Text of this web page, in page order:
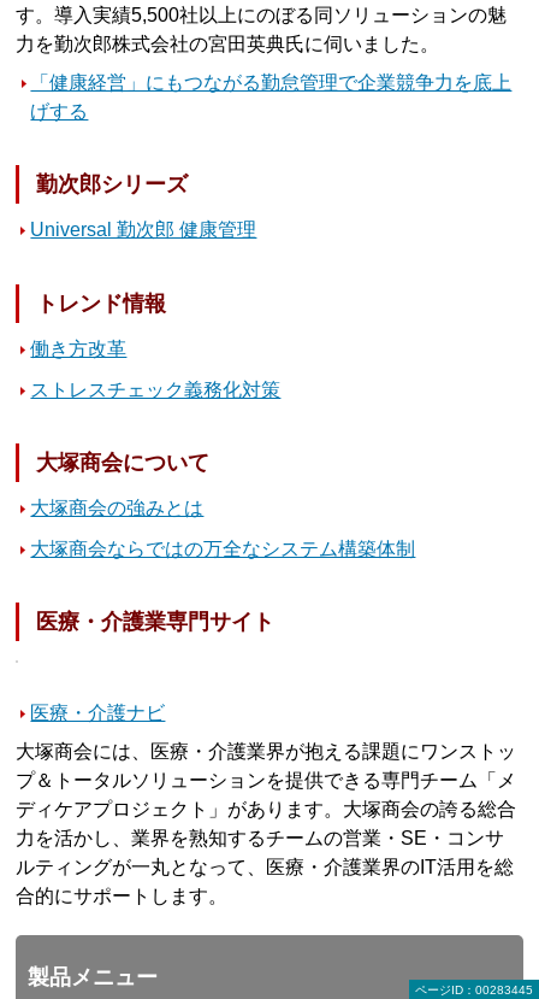
す。導入実績5,500社以上にのぼる同ソリューションの魅
力を勤次郎株式会社の宮田英典氏に伺いました。
「健康経営」にもつながる勤怠管理で企業競争力を底上
げする
勤次郎シリーズ
Universal 勤次郎 健康管理
トレンド情報
働き方改革
ストレスチェック義務化対策
大塚商会について
大塚商会の強みとは
大塚商会ならではの万全なシステム構築体制
医療・介護業専門サイト
医療・介護ナビ
大塚商会には、医療・介護業界が抱える課題にワンストッ
プ＆トータルソリューションを提供できる専門チーム「メ
ディケアプロジェクト」があります。大塚商会の誇る総合
力を活かし、業界を熟知するチームの営業・SE・コンサ
ルティングが一丸となって、医療・介護業界のIT活用を総
合的にサポートします。
製品メニュー
ページID：00283445